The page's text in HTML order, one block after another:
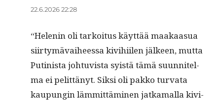
22.6.2026 22:28
“Helenin oli tarkoi­tus käyt­tää maakaa­sua
siir­tymä­vai­heessa kivi­hi­ilen jäl­keen, mut­ta
Putin­ista johtu­vista syistä tämä suun­nitel­
ma ei pelit­tänyt. Sik­si oli pakko tur­va­ta
kaupun­gin läm­mit­tämi­nen jatka­mal­la kivi­